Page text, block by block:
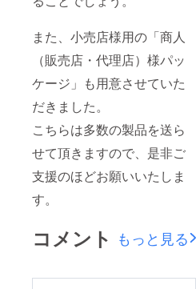
また、小売店様用の「商人
（販売店・代理店）様パッ
ケージ」も用意させていた
だきました。
こちらは多数の製品を送ら
せて頂きますので、是非ご
支援のほどお願いいたしま
す。
コメント もっと見る